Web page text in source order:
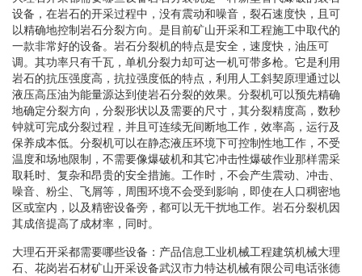
设备，在岩石的开采过程中，没有震动和噪音，裂石速度快，且可
以精确地控制岩石分裂方向。是目前矿山开采和工程施工中取代的
一款非常好的设备。岩石分裂机的特点是安全，速度快，油压可
调。其功率只有千瓦，单机分裂力却可达一机可带多枪。它是利用
岩石的抗压强度高，抗拉强度低的特点，利用人工斜契原理通过以
液压高压油为能量源达到使岩石分裂的效果。分裂机可以预先精确
地确定分裂方向，分裂形状以及需要的尺寸，其分裂精度高，数秒
钟就可完成分裂过程，并且可连续无间断地工作，效率高，运行及
保养成本低。分裂机可以在静态液压环境下可控制性地工作，不受
温度和场地限制，不需要像爆破机和其它冲击性爆破作业那样需采
取耗时、复杂和昂贵的安全措施。工作时，不会产生震动、冲击、
噪音、粉尘、飞屑等，周围环境不会受到影响，即使在人口稠密地
区或室内，以及精密设备旁，都可以无干扰地工作。岩石分裂机因
其成倍提高了成材率，同时。
大理石开采都需要哪些设备：产品信息工业机械工程建筑机械大理
石、花岗岩石材矿山开采设备武汉市力特达机械有限公司电话张德